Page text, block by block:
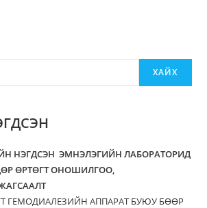
ХАЙХ
НЭГДСЭН ЭМНЭЛЭГИЙН ЛАБОРАТОРИД
ӨРТӨГТ ОНОШИЛГОО,
ГЕМОДИАЛЕЗИЙН АППАРАТ БУЮУ БӨӨР